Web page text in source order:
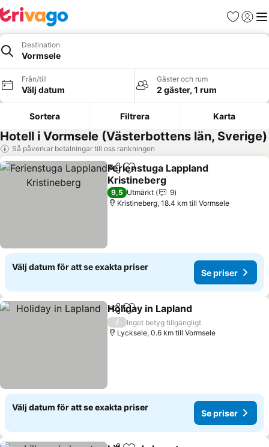
Favoriter
Logga
Destination
Vormsele
Från/till
Välj datum
Gäster och rum
2 gäster, 1 rum
Sortera Filtrera Karta
Hotell i Vormsele (Västerbottens län, Sverige)
Så påverkar betalningar till oss rankningen
Dela Lägg till i Mina Favoriter
Ferienstuga Lappland
Kristineberg
Se priser
9,5 Utmärkt
9
Kristineberg, 18.4 km till Vormsele
Välj datum för att se exakta priser
Se priser
Dela Lägg till i Mina Favoriter
Holiday in Lapland
/
Inget betyg tillgängligt
Lycksele, 0.6 km till Vormsele
Välj datum för att se exakta priser
Se priser